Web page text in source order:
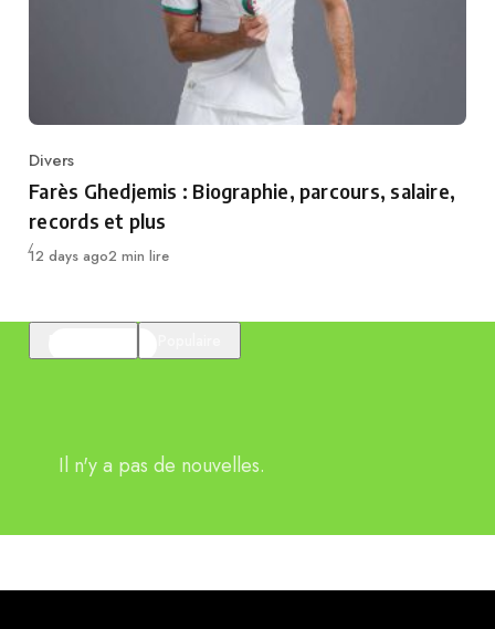
Category
Divers
Farès Ghedjemis : Biographie, parcours, salaire,
records et plus
Publié
12 days ago2 min lire
Il n'y a pas de nouvelles.